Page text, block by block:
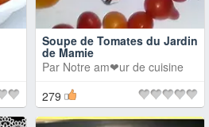
Soupe de Tomates du Jardin
de Mamie
Par Notre am❤ur de cuisine
279